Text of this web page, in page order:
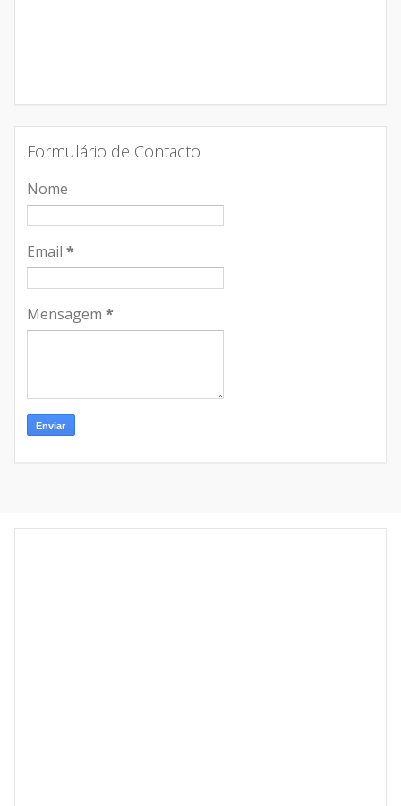
Formulário de Contacto
Nome
Email *
Mensagem *